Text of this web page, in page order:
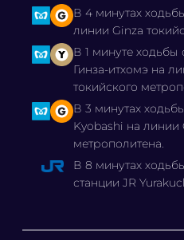
В 4 минутах
линии Ginza
В 1 минуте ходьбы
Гинза-итхомэ на
токийского
В 3 минутах
Kyobashi на линии
метрополитена.
В 8 минутах
станции JR